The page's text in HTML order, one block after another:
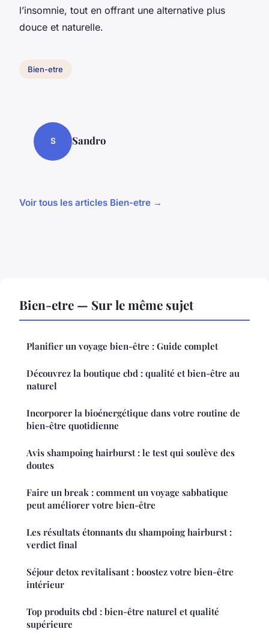
l’insomnie, tout en offrant une alternative plus
douce et naturelle.
Bien-etre
S Sandro
Voir tous les articles Bien-etre →
Bien-etre — Sur le même sujet
Planifier un voyage bien-être : Guide complet
Découvrez la boutique cbd : qualité et bien-être au
naturel
Incorporer la bioénergétique dans votre routine de
bien-être quotidienne
Avis shampoing hairburst : le test qui soulève des
doutes
Faire un break : comment un voyage sabbatique
peut améliorer votre bien-être
Les résultats étonnants du shampoing hairburst :
verdict final
Séjour detox revitalisant : boostez votre bien-être
intérieur
Top produits cbd : bien-être naturel et qualité
supérieure